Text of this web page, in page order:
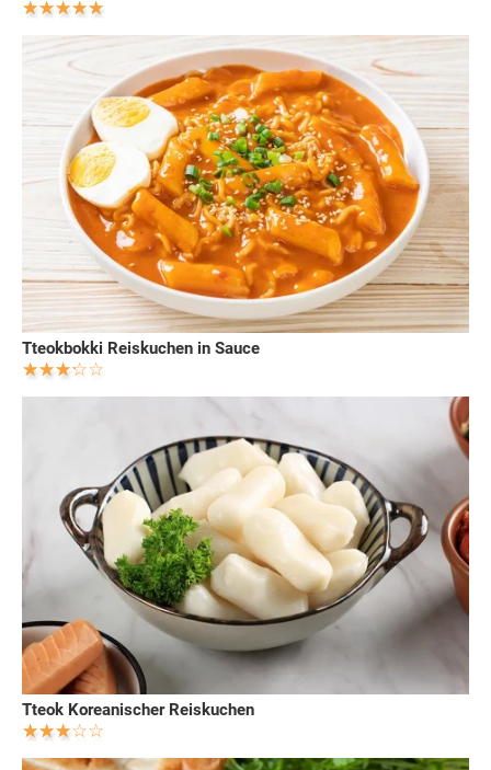
Tteokbokki Reiskuchen in Sauce
Tteok Koreanischer Reiskuchen